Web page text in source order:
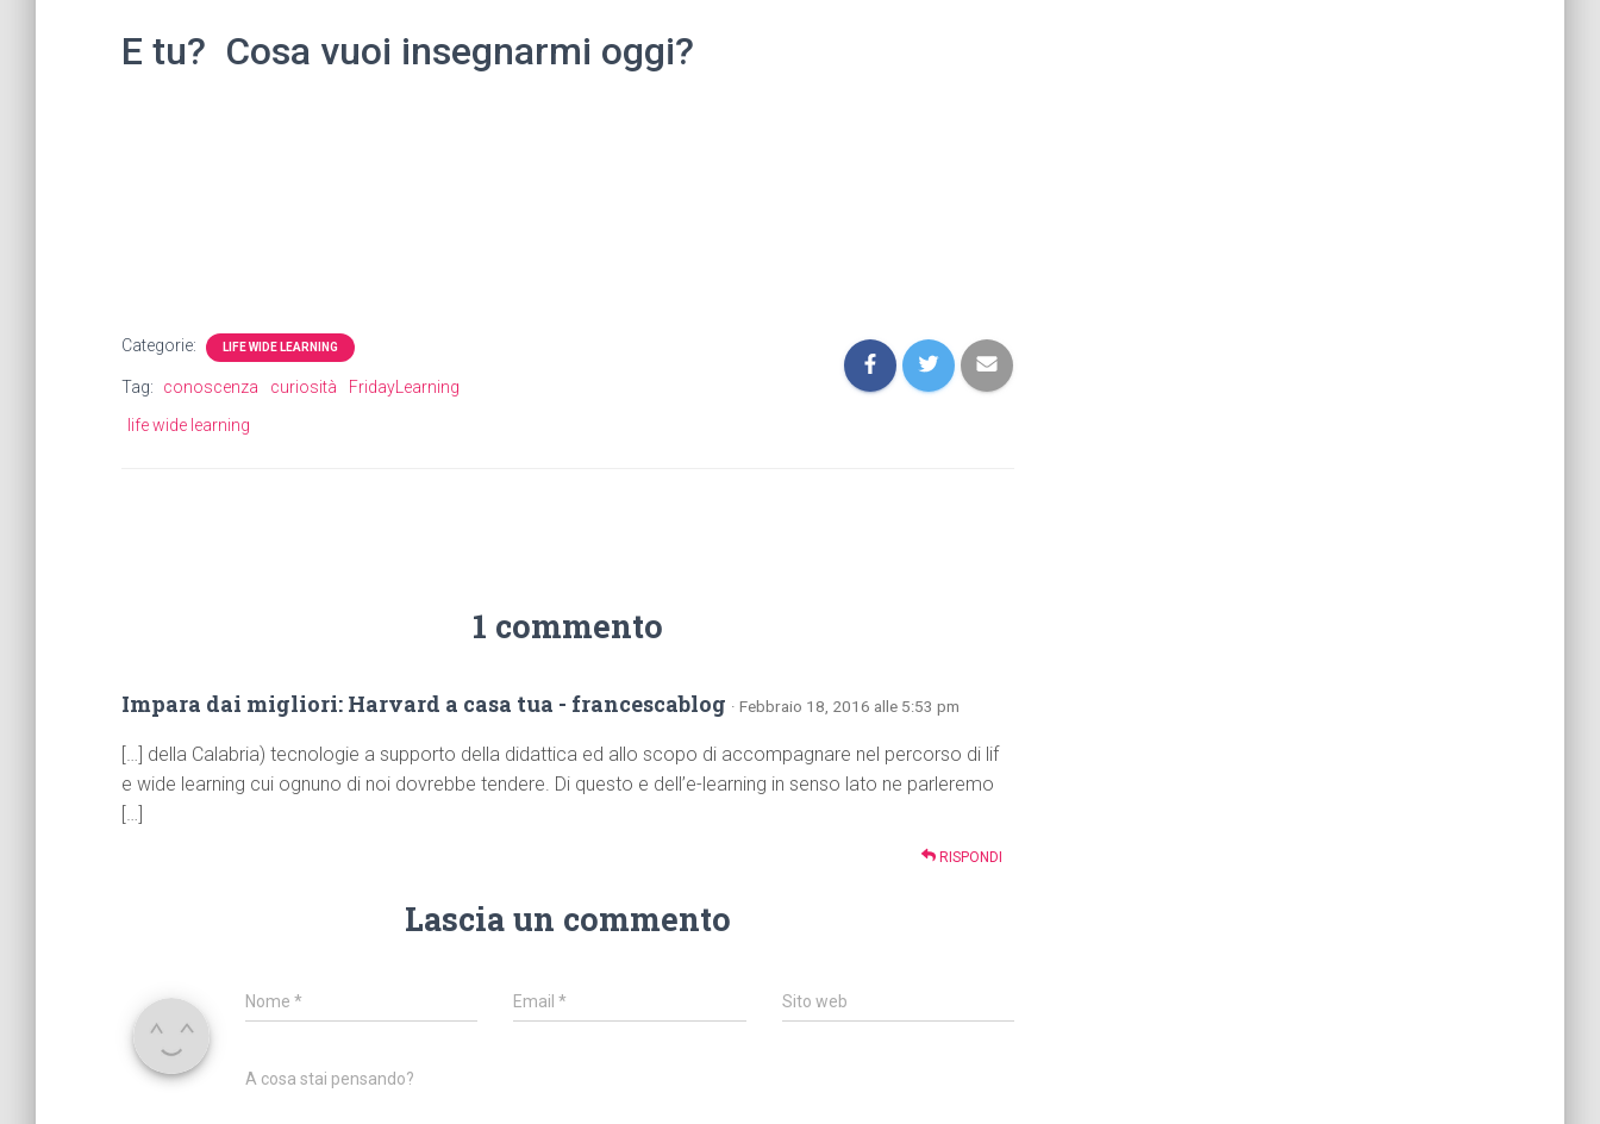
E tu? Cosa vuoi insegnarmi oggi?
Categorie: LIFE WIDE LEARNING
Tag: conoscenza curiosità
FridayLearning
life wide learning
1 commento
Impara dai migliori: Harvard a casa tua - francescablog · Febbraio 18, 2016 alle 5:53 pm
[…] della Calabria) tecnologie a supporto della didattica ed allo scopo di accompagnare nel percorso di lif
e wide learning cui ognuno di noi dovrebbe tendere. Di questo e dell’e-learning in senso lato ne parleremo
[…]
RISPONDI
Lascia un commento
Nome * Email* Sito web
A cosa stai pensando?